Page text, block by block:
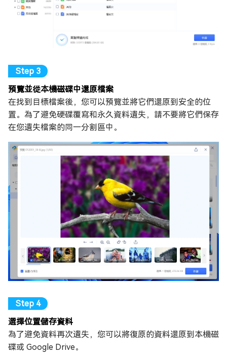
預覽並從本機磁碟中還原檔案
在找到目標檔案後，您可以預覽並將它們還原到安全的位
置。為了避免硬碟覆寫和永久資料遺失，請不要將它們保存
在您遺失檔案的同一分割區中。
選擇位置儲存資料
為了避免資料再次遺失，您可以將復原的資料還原到本機磁
碟或 Google Drive。